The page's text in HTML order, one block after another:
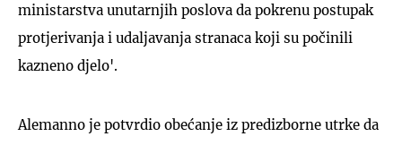
ministarstva unutarnjih poslova da pokrenu postupak
protjerivanja i udaljavanja stranaca koji su počinili
kazneno djelo'.
Alemanno je potvrdio obećanje iz predizborne utrke da